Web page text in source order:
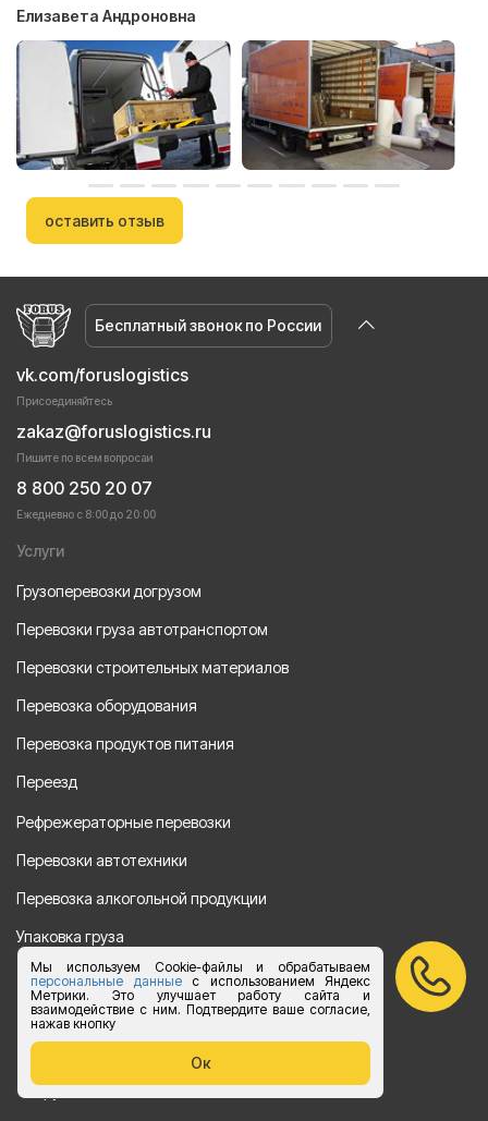
Мы используем Cookie-файлы и обрабатываем
персональные данныес использованием Яндекс
Метрики. Это улучшает работу сайта и
взаимодействие с ним. Подтвердите ваше согласие,
нажав кнопку
Ок
Елизавета Андроновна
оставить отзыв
Бесплатный звонок по России
vk.com/foruslogistics
Присоединяйтесь
zakaz@foruslogistics.ru
Пишите по всем вопросаи
8 800 250 20 07
Ежедневно с 8:00 до 20:00
Услуги
Грузоперевозки догрузом
Перевозки груза автотранспортом
Перевозки строительных материалов
Перевозка оборудования
Перевозка продуктов питания
Переезд
Рефрежераторные перевозки
Перевозки автотехники
Перевозка алкогольной продукции
Упаковка груза
Наши направления
Клиенту
Цены
Сотрудничество